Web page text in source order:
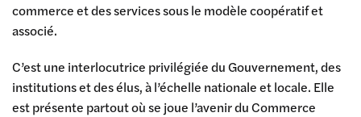
commerce et des services sous le modèle coopératif et
associé.
C’est une interlocutrice privilégiée du Gouvernement, des
institutions et des élus, à l’échelle nationale et locale. Elle
est présente partout où se joue l’avenir du Commerce